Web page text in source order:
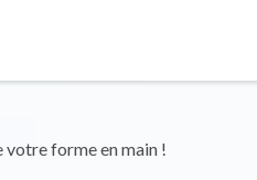
forme en main !